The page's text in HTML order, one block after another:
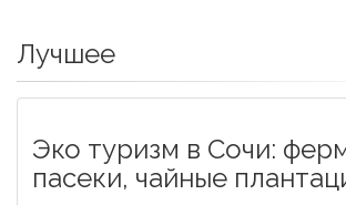
Лучшее
Эко туризм в Сочи:
пасеки, чайные